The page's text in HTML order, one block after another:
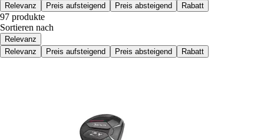
Relevanz
Preis aufsteigend Preis absteigend Rabatt
97 produkte
Sortieren nach
Relevanz
Relevanz
Preis aufsteigend Preis absteigend Rabatt